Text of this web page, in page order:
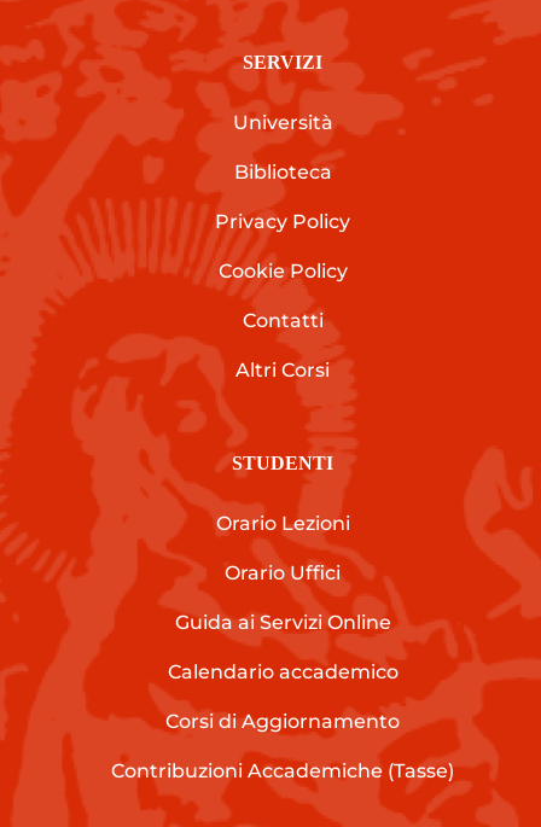
SERVIZI
Università
Biblioteca
Privacy Policy
Cookie Policy
Contatti
Altri Corsi
STUDENTI
Orario Lezioni
Orario Uffici
Guida ai Servizi Online
Calendario accademico
Corsi di Aggiornamento
Contribuzioni Accademiche (Tasse)